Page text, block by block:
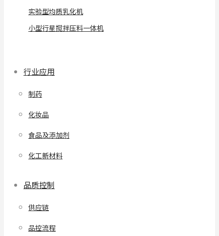
实验型均质乳化机
小型行星搅拌压料一体机
行业应用
制药
化妆品
食品及添加剂
化工新材料
品质控制
供应链
品控流程